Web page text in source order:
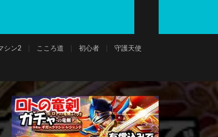
シン2 こころ道 初心者 守護天使